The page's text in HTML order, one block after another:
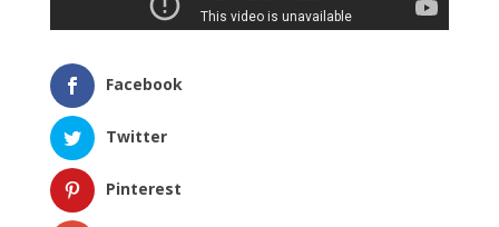
Facebook
Twitter
Pinterest